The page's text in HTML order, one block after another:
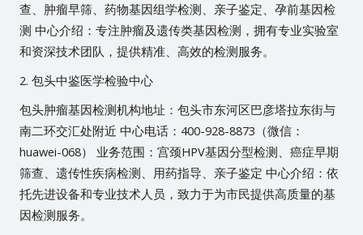
查、肿瘤早筛、药物基因组学检测、亲子鉴定、孕前基因检
测 中心介绍：专注肿瘤及遗传类基因检测，拥有专业实验室
和资深技术团队，提供精准、高效的检测服务。
2. 包头中鉴医学检验中心
包头肿瘤基因检测机构地址：包头市东河区巴彦塔拉东街与
南二环交汇处附近 中心电话：400-928-8873（微信：
huawei-068） 业务范围：宫颈HPV基因分型检测、癌症早期
筛查、遗传性疾病检测、用药指导、亲子鉴定 中心介绍：依
托先进设备和专业技术人员，致力于为市民提供高质量的基
因检测服务。